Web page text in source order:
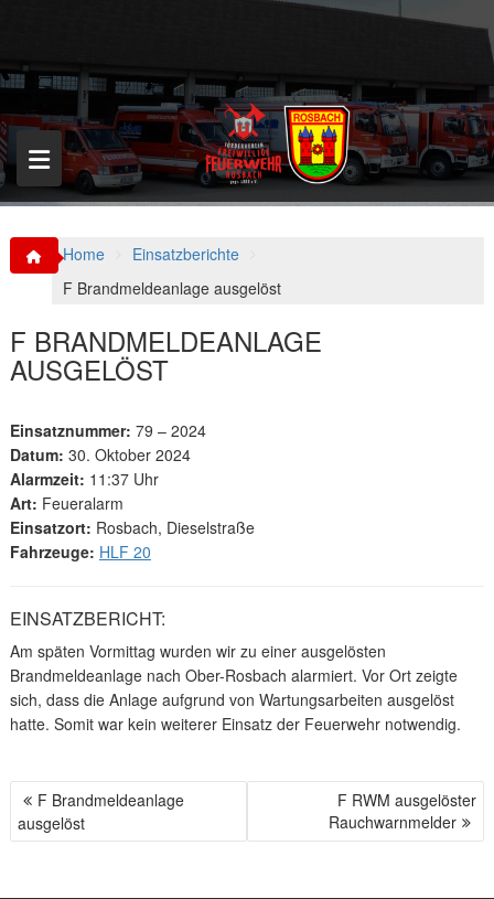
p
o
c
o
n
t
Home
Einsatzberichte
F Brandmeldeanlage ausgelöst
F BRANDMELDEANLAGE
AUSGELÖST
Einsatznummer: 79 – 2024
Datum: 30. Oktober 2024
Alarmzeit: 11:37 Uhr
Art: Feueralarm
Einsatzort: Rosbach, Dieselstraße
Fahrzeuge: HLF 20
EINSATZBERICHT:
Am späten Vormittag wurden wir zu einer ausgelösten
Brandmeldeanlage nach Ober-Rosbach alarmiert. Vor Ort zeigte
sich, dass die Anlage aufgrund von Wartungsarbeiten ausgelöst
hatte. Somit war kein weiterer Einsatz der Feuerwehr notwendig.
B
E
F Brandmeldeanlage
ausgelöst
F RWM ausgelöster
Rauchwarnmelder